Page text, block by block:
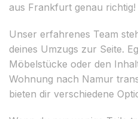
aus Frankfurt genau richtig!
Unser erfahrenes Team
deines Umzugs zur Seite.
Möbelstücke oder den
Wohnung nach Namur
bieten dir verschiedene